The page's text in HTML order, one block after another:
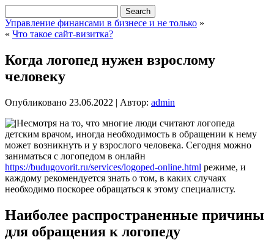
Управление финансами в бизнесе и не только »
« Что такое сайт-визитка?
Когда логопед нужен взрослому
человеку
Опубликовано 23.06.2022 | Автор: admin
Несмотря на то, что многие люди считают логопеда
детским врачом, иногда необходимость в обращении к нему
может возникнуть и у взрослого человека. Сегодня можно
заниматься с логопедом в онлайн
https://budugovorit.ru/services/logoped-online.html режиме, и
каждому рекомендуется знать о том, в каких случаях
необходимо поскорее обращаться к этому специалисту.
Наиболее распространенные причины
для обращения к логопеду